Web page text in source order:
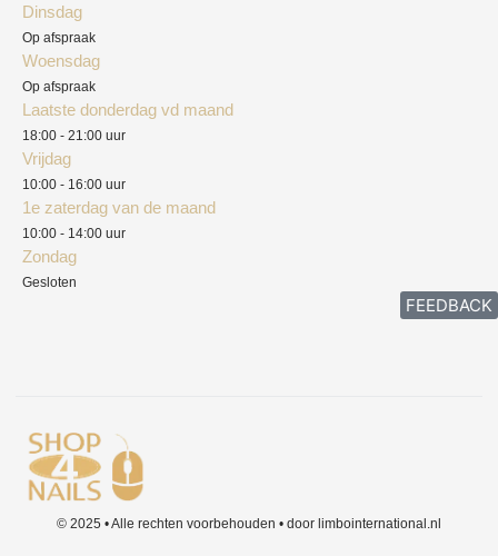
Dinsdag
Op afspraak
Woensdag
Op afspraak
Laatste donderdag vd maand
18:00 - 21:00 uur
Vrijdag
10:00 - 16:00 uur
1e zaterdag van de maand
10:00 - 14:00 uur
Zondag
Gesloten
© 2025 • Alle rechten voorbehouden • door limbointernational.nl
FEEDBACK